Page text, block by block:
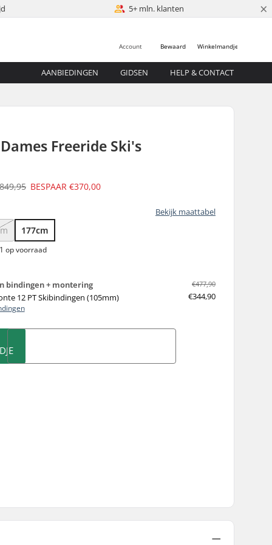
5+ mln. klanten ×
Winkelmandje
Bewaard
Account
AANBIEDINGEN GIDSEN HELP & CONTACT
Freeride Ski's
BESPAAR€370,00
Bekijk maattabel
177cm
op voorraad
bindingen + montering
12 PT Skibindingen (105mm)
€477,90
€344,90